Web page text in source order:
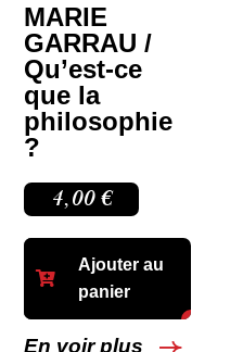
MARIE
GARRAU /
Qu’est-ce
que la
philosophie
?
4,00 €
Ajouter au
panier
En voir plus